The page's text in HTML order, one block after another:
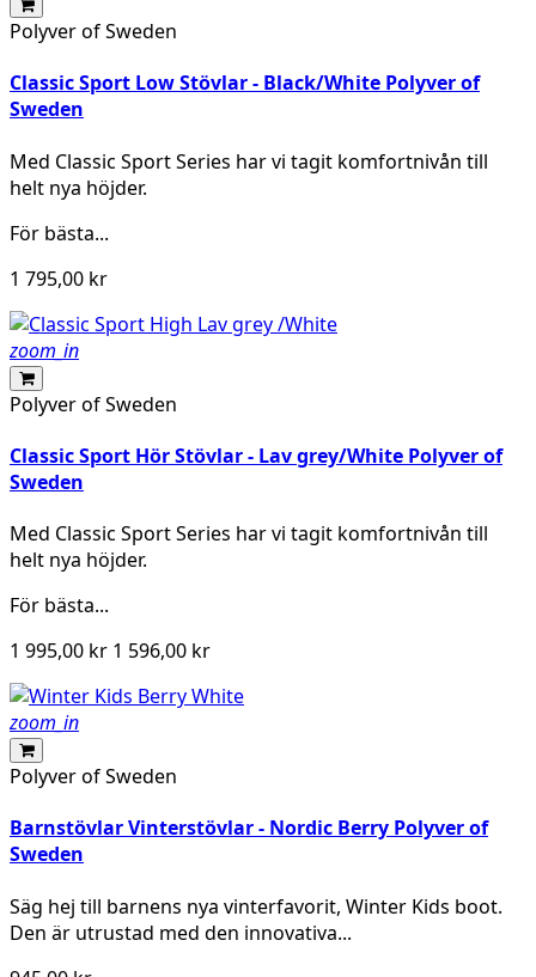
Polyver of Sweden
Classic Sport Low Stövlar - Black/White Polyver of
Sweden
Med Classic Sport Series har vi tagit komfortnivån till
helt nya höjder.
För bästa...
1 795,00 kr
zoom_in
Polyver of Sweden
Classic Sport Hör Stövlar - Lav grey/White Polyver of
Sweden
Med Classic Sport Series har vi tagit komfortnivån till
helt nya höjder.
För bästa...
1 995,00 kr 1 596,00 kr
zoom_in
Polyver of Sweden
Barnstövlar Vinterstövlar - Nordic Berry Polyver of
Sweden
Säg hej till barnens nya vinterfavorit, Winter Kids boot.
Den är utrustad med den innovativa...